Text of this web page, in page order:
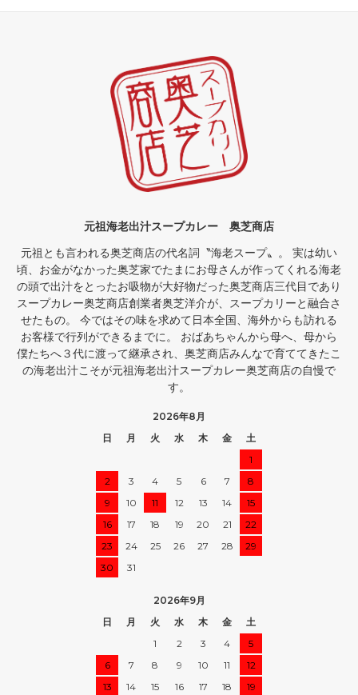
元祖海老出汁スープカレー 奥芝商店
元祖とも言われる奥芝商店の代名詞〝海老スープ〟。 実は幼い
頃、お金がなかった奥芝家でたまにお母さんが作ってくれる海老
の頭で出汁をとったお吸物が大好物だった奥芝商店三代目であり
スープカレー奥芝商店創業者奥芝洋介が、スープカリーと融合さ
せたもの。 今ではその味を求めて日本全国、海外からも訪れる
お客様で行列ができるまでに。 おばあちゃんから母へ、母から
僕たちへ３代に渡って継承され、奥芝商店みんなで育ててきたこ
の海老出汁こそが元祖海老出汁スープカレー奥芝商店の自慢で
す。
2026年8月
日
月 火 水 木 金
土
1
2
3 4 5 6 7
8
9
10 11 12 13 14
15
16
17 18 19 20 21
22
23
24 25 26 27 28
29
30
31
2026年9月
日
月 火 水 木 金
土
1
2 3 4
5
6
7 8 9 10 11
12
13
14 15 16 17 18
19